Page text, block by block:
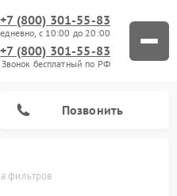
+7 (800) 301-55-83
с 10:00 до 20:00
+7 (800) 301-55-83
Звонок бесплатный по РФ
Позвонить
фильтров